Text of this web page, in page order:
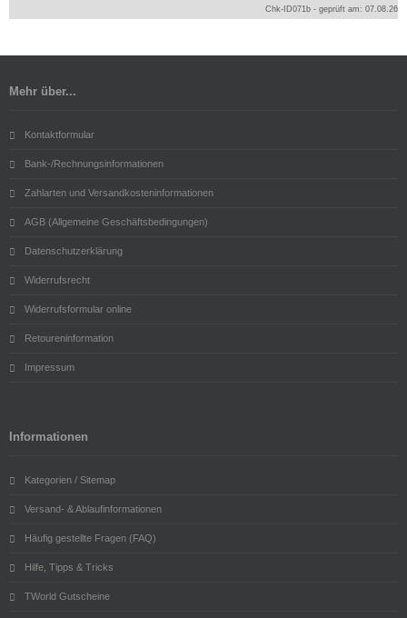
Chk-ID071b - geprüft am: 07.08.26
Mehr über...
Kontaktformular
Bank-/Rechnungsinformationen
Zahlarten und Versandkosteninformationen
AGB (Allgemeine Geschäftsbedingungen)
Datenschutzerklärung
Widerrufsrecht
Widerrufsformular online
Retoureninformation
Impressum
Informationen
Kategorien / Sitemap
Versand- & Ablaufinformationen
Häufig gestellte Fragen (FAQ)
Hilfe, Tipps & Tricks
TWorld Gutscheine